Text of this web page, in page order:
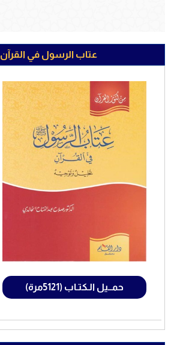
عتاب الرسول في القرآن
حمــيل الـكتـاب (5121مرة)